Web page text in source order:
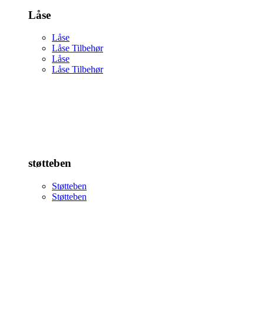
Låse
Låse
Låse Tilbehør
Låse
Låse Tilbehør
støtteben
Støtteben
Støtteben